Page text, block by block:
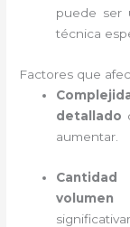
puede ser
técnica
Factores que
detallado
aumentar.
volumen